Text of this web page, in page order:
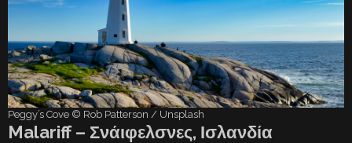
Peggy’s Cove © Rob Patterson / Unsplash
Malariff – Σνάιφελσνες, Ισλανδία